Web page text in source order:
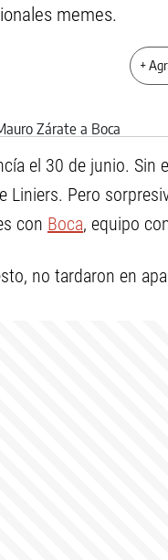
memes.
+
el 30 de junio.
Liniers. Pero
con Boca, equipo
no tardaron en